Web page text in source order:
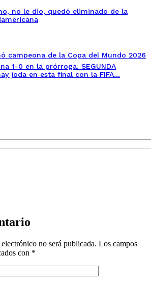
no le dio, quedó eliminado de la
campeona de la Copa del Mundo 2026
1-0 en la prórroga. SEGUNDA
joda en esta final con la FIFA…
no será publicada. Los campos
con *